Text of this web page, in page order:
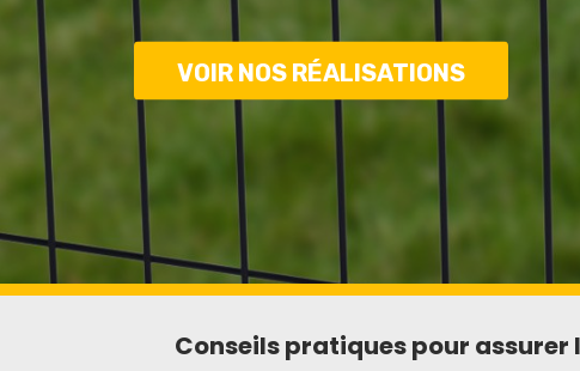
VOIR NOS RÉALISATIONS
Conseils pratiques pour assurer